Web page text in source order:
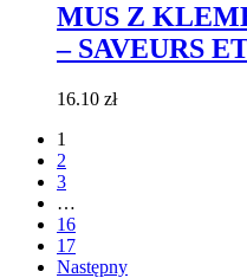
MUS Z
– SAVEURS
16.10 zł
1
2
3
…
16
17
Następny